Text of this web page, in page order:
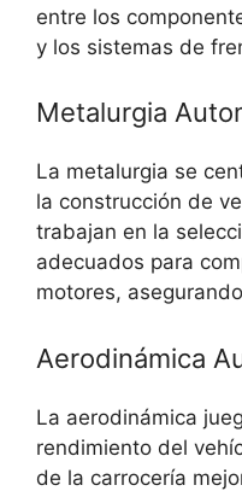
entre los
y los sistemas de
Metalurgia
La metalurgia se
la construcción de
trabajan en la
adecuados para
motores,
Aerodinámica
La aerodinámica
rendimiento del
de la carrocería